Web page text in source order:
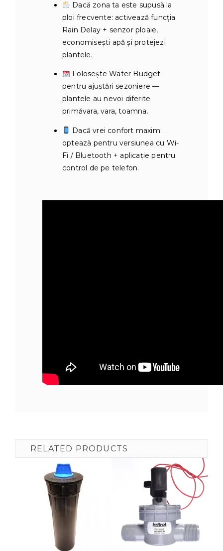
Dacă zona ta este supusă la
ploi frecvente: activează funcția
Rain Delay + senzor ploaie,
economisești apă și protejezi
plantele.
Folosește Water Budget
pentru ajustări sezoniere —
plantele au nevoi diferite
primăvara, vara, toamna.
Dacă vrei confort maxim:
optează pentru versiunea cu Wi-
Fi / Bluetooth + aplicație pentru
control de pe telefon.
RELATED PRODUCTS